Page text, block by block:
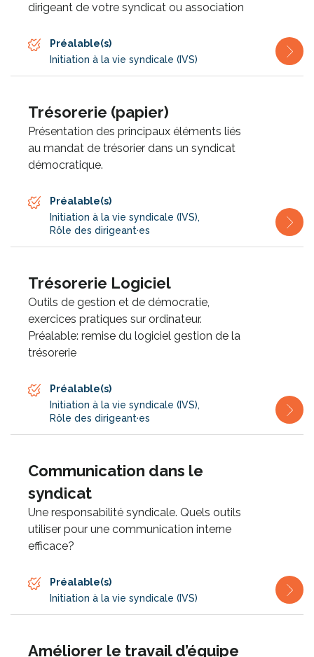
dirigeant de votre syndicat ou association
Préalable(s)
Initiation à la vie syndicale (IVS)
Trésorerie (papier)
Présentation des principaux éléments liés
au mandat de trésorier dans un syndicat
démocratique.
Préalable(s)
Initiation à la vie syndicale (IVS),
Rôle des dirigeant·es
Trésorerie Logiciel
Outils de gestion et de démocratie,
exercices pratiques sur ordinateur.
Préalable: remise du logiciel gestion de la
trésorerie
Préalable(s)
Initiation à la vie syndicale (IVS),
Rôle des dirigeant·es
Communication dans le
syndicat
Une responsabilité syndicale. Quels outils
utiliser pour une communication interne
efficace?
Préalable(s)
Initiation à la vie syndicale (IVS)
Améliorer le travail d’équipe